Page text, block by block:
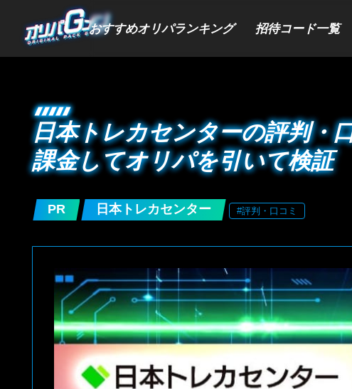
おすすめオリパランキング 招待コード一覧
日本トレカセンターの評判・
課金してオリパを引いて検証
PR 日本トレカセンター #評判・口コミ